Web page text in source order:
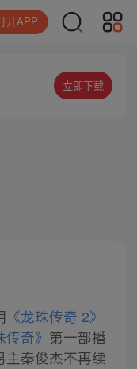
开APP
立即下载
《龙珠传奇 2》
传奇》 第一部播
主秦俊杰不再续